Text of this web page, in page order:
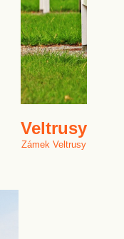
Veltrusy
Zámek Veltrusy